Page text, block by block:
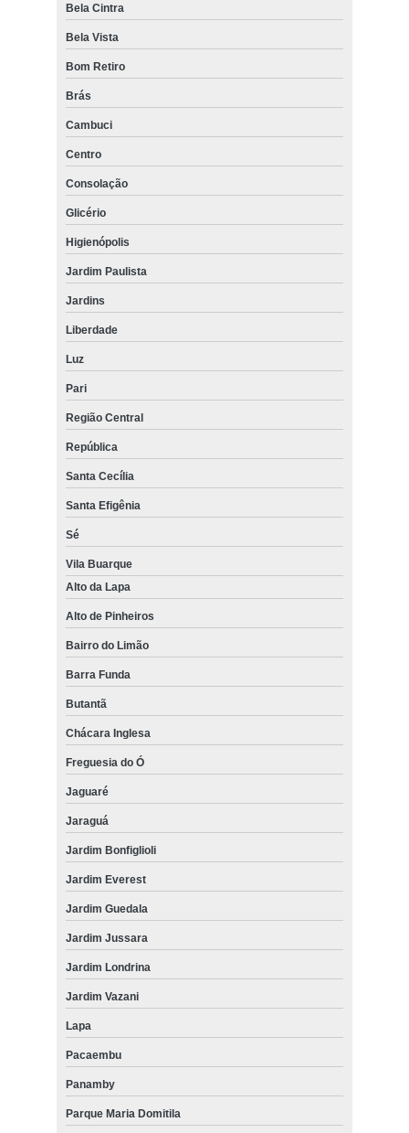
Bela Cintra
Bela Vista
Bom Retiro
Brás
Cambuci
Centro
Consolação
Glicério
Higienópolis
Jardim Paulista
Jardins
Liberdade
Luz
Pari
Região Central
República
Santa Cecília
Santa Efigênia
Sé
Vila Buarque
Alto da Lapa
Alto de Pinheiros
Bairro do Limão
Barra Funda
Butantã
Chácara Inglesa
Freguesia do Ó
Jaguaré
Jaraguá
Jardim Bonfiglioli
Jardim Everest
Jardim Guedala
Jardim Jussara
Jardim Londrina
Jardim Vazani
Lapa
Pacaembu
Panamby
Parque Maria Domitila